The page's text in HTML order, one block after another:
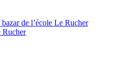
de l’école Le Rucher
Rucher